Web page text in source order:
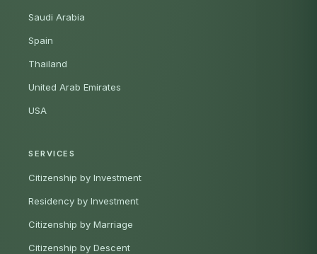
Saudi Arabia
Spain
Thailand
United Arab Emirates
USA
SERVICES
Citizenship by Investment
Residency by Investment
Citizenship by Marriage
Citizenship by Descent